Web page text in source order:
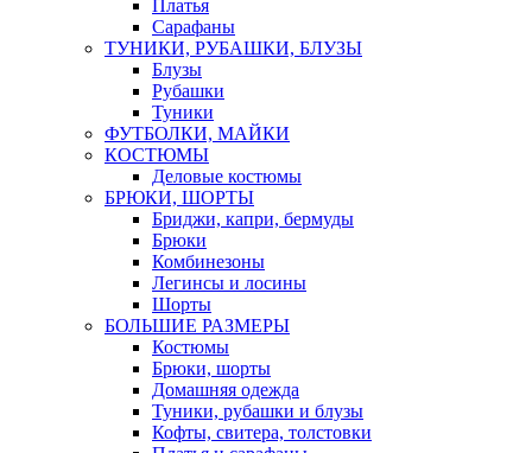
Платья
Сарафаны
ТУНИКИ, РУБАШКИ, БЛУЗЫ
Блузы
Рубашки
Туники
ФУТБОЛКИ, МАЙКИ
КОСТЮМЫ
Деловые костюмы
БРЮКИ, ШОРТЫ
Бриджи, капри, бермуды
Брюки
Комбинезоны
Легинсы и лосины
Шорты
БОЛЬШИЕ РАЗМЕРЫ
Костюмы
Брюки, шорты
Домашняя одежда
Туники, рубашки и блузы
Кофты, свитера, толстовки